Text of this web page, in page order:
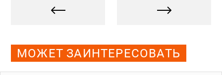
МОЖЕТ ЗАИНТЕРЕСОВАТЬ